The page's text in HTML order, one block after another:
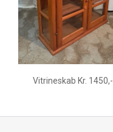
Vitrineskab Kr. 1450,-